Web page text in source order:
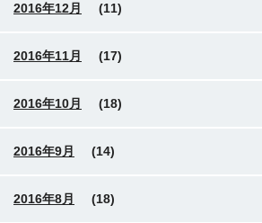
2016年12月 (11)
2016年11月 (17)
2016年10月 (18)
2016年9月 (14)
2016年8月 (18)